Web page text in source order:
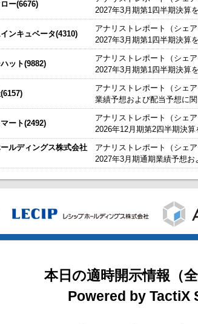
ドリサーチ） ： 2027年3月期第1四半期決算を発表
登録
明資料
に関するお知らせ
のお知らせ
立会外買付取引（ToSTNeT-３）による自己株式の買
る報告書 2026/08/07
信［日本基準］(連結)
ー(6676)
2027年3月期第1四半期決算
ンキュベータ(4310)
アナリストレポート（シェア
2027年3月期第1四半期決算
ット(9882)
アナリストレポート（シェア
2027年3月期第1四半期決算
アナリストレポート（シェア
業績予想および配当予想に
ート(2492)
アナリストレポート（シェア
2026年12月期第2四半期決算
ルディングス株式会社
アナリストレポート（シェア
2027年3月期通期業績予想
けIRセミナーやオンラインIRセミナーの内
は、こちらよりご確認ください。
始いたしました。 今すぐ登録
海外IRサービス」提供開始！ ～海外機関投資
バルＩＲのご提案
日本テクノ・ラボ（3849：アンビシャス）
掲載開始日：7/1
ゴルフ・ドゥ（3032：ネクスト）
本日の適時開示情報（全
Powered by TactiX